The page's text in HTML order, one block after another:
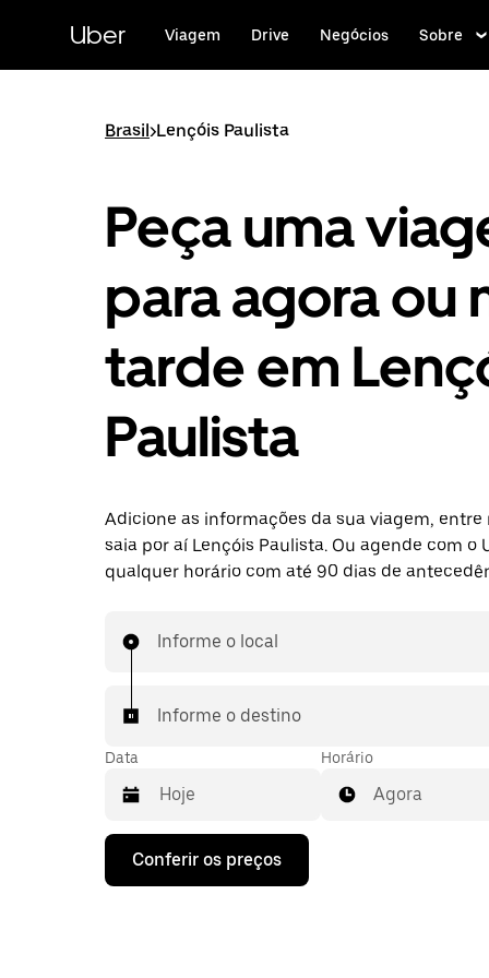
conteúdo
Uber Viagem Drive Negócios Sobre
Brasil>Lençóis Paulista
Peça uma
para agora ou
tarde em
Paulista
Adicione as informações da sua viagem, entre
saia por aí Lençóis Paulista. Ou agende com o
qualquer horário com até 90 dias de
Informe o local
Informe o destino
Data
Pressione
seta
Horário
Agora
Conferir os preços